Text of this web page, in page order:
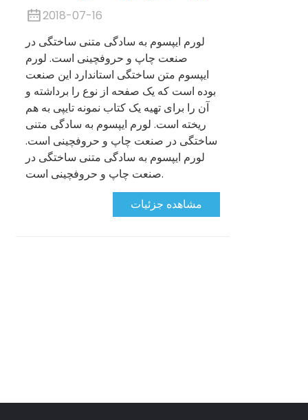
2018-07-16
لورم ایپسوم به سادگی متنی ساختگی در
صنعت چاپ و حروفچینی است. لورم
ایپسوم متن ساختگی استاندارد این صنعت
بوده است که یک صفحه از نوع را برداشته و
آن را برای تهیه یک کتاب نمونه تایپی به هم
ریخته است. لورم ایپسوم به سادگی متنی
ساختگی در صنعت چاپ و حروفچینی است.
لورم ایپسوم به سادگی متنی ساختگی در
صنعت چاپ و حروفچینی است.
مشاهده جزئیات